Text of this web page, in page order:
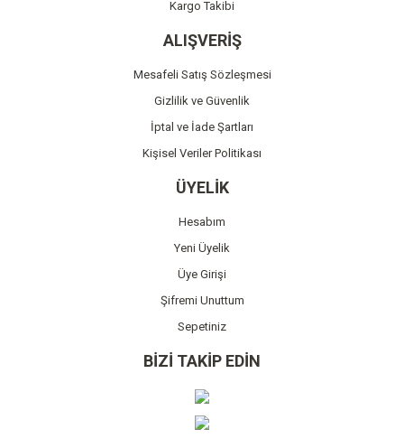
Kargo Takibi
ALIŞVERİŞ
Mesafeli Satış Sözleşmesi
Gizlilik ve Güvenlik
İptal ve İade Şartları
Kişisel Veriler Politikası
ÜYELİK
Hesabım
Yeni Üyelik
Üye Girişi
Şifremi Unuttum
Sepetiniz
BİZİ TAKİP EDİN